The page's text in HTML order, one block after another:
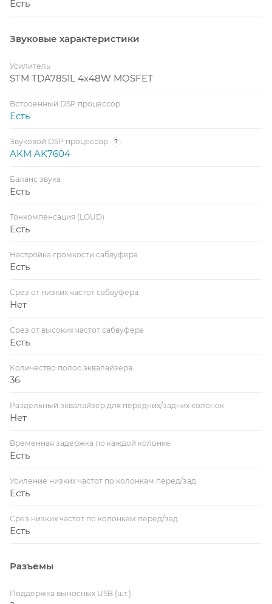
Есть
Звуковые характеристики
Усилитель
STM TDA7851L 4x48W MOSFET
Встроенный DSP процессор
Есть
Звуковой DSP процессор ?
AKM AK7604
Баланс звука
Есть
Тонкомпенсация (LOUD)
Есть
Настройка громкости сабвуфера
Есть
Срез от низких частот сабвуфера
Нет
Срез от высоких частот сабвуфера
Есть
Количество полос эквалайзера
36
Раздельный эквалайзер для передних/задних колонок
Нет
Временная задержка по каждой колонке
Есть
Усиление низких частот по колонкам перед/зад
Есть
Срез низких частот по колонкам перед/зад
Есть
Разъемы
Поддержка выносных USB (шт.)